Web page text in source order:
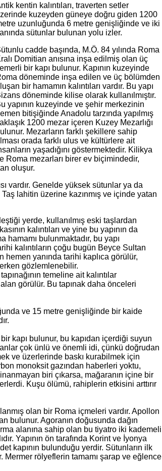
kentin kalıntıları, traverten setler
kuzeyden güneye doğru giden 1200
uzunluğunda 6 metre genişliğinde ve iki
sütunlar bulunan yolu izler.
cadde başında, M.Ö. 84 yılında Roma
Domitian anısına inşa edilmiş olan üç
bir kapı bulunur. Kapının kuzeyinde
döneminde inşa edilen ve üç bölümden
bir hamamın kalıntıları vardır. Bu yapı
döneminde kilise olarak kullanılmıştır.
yapının kuzeyinde ve şehir merkezinin
bitişiğinde Anadolu tarzında yapılmış
1200 mezar içeren Kuzey Mezarlığı
Mezarların farklı şekillere sahip
orada farklı ulus ve kültürlere ait
yaşadığını göstermektedir. Kilikya
Roma mezarları birer ev biçimindedir,
oluşur.
vardır. Genelde yüksek sütunlar ya da
lahitin üzerine kazınmış ve içinde yatan
yerde, kullanılmış eski taşlardan
kalıntıları ve yine bu yapının da
bulunmaktadır, bu yapı
kalıntıların çoğu bugün Beyce Sultan
yanında tarihi kaplıca görülür,
gözlemlenebilir.
temeline ait kalıntılar
görülür. Bu tapınak daha önceleri
ve 15 metre genişliğinde bir kaide
kapı bulunur, bu kapıdan içerdiği suyun
çok ünlü ve önemli idi, çünkü doğrudan
ve üzerlerinde baskı kurabilmek için
monoksit gazından haberleri yoktu,
biri çıkarsa, mağaranın içine bir
Kuşu ölümü, rahiplerin etkisini arttırır
olan bir Roma içmeleri vardır. Apollon
bulunur. Agoranın doğusunda dağın
alanına sahip olan bu tiyatro iki kademeli
Yapının ön tarafında Korint ve İyonya
kapının bulunduğu yerdir. Sütunların ilk
Mermer rölyeflerin tamamı şarap ve eğlence